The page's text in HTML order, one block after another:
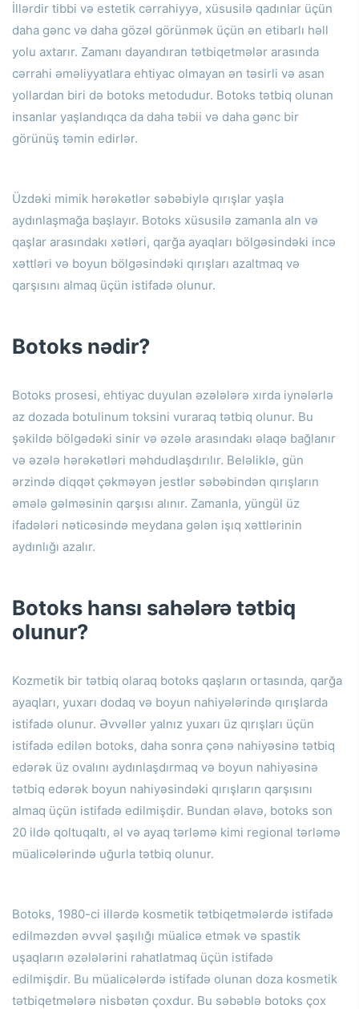
İllərdir tibbi və estetik cərrahiyyə, xüsusilə qadınlar üçün
daha gənc və daha gözəl görünmək üçün ən etibarlı həll
yolu axtarır. Zamanı dayandıran tətbiqetmələr arasında
cərrahi əməliyyatlara ehtiyac olmayan ən təsirli və asan
yollardan biri də botoks metodudur. Botoks tətbiq olunan
insanlar yaşlandıqca da daha təbii və daha gənc bir
görünüş təmin edirlər.
Üzdəki mimik hərəkətlər səbəbiylə qırışlar yaşla
aydınlaşmağa başlayır. Botoks xüsusilə zamanla aln və
qaşlar arasındakı xətləri, qarğa ayaqları bölgəsindəki incə
xəttləri və boyun bölgəsindəki qırışları azaltmaq və
qarşısını almaq üçün istifadə olunur.
Botoks nədir?
Botoks prosesi, ehtiyac duyulan əzələlərə xırda iynələrlə
az dozada botulinum toksini vuraraq tətbiq olunur. Bu
şəkildə bölgədəki sinir və əzələ arasındakı əlaqə bağlanır
və əzələ hərəkətləri məhdudlaşdırılır. Beləliklə, gün
ərzində diqqət çəkməyən jestlər səbəbindən qırışların
əmələ gəlməsinin qarşısı alınır. Zamanla, yüngül üz
ifadələri nəticəsində meydana gələn işıq xəttlərinin
aydınlığı azalır.
Botoks hansı sahələrə tətbiq
olunur?
Kozmetik bir tətbiq olaraq botoks qaşların ortasında, qarğa
ayaqları, yuxarı dodaq və boyun nahiyələrində qırışlarda
istifadə olunur. Əvvəllər yalnız yuxarı üz qırışları üçün
istifadə edilən botoks, daha sonra çənə nahiyəsinə tətbiq
edərək üz ovalını aydınlaşdırmaq və boyun nahiyəsinə
tətbiq edərək boyun nahiyəsindəki qırışların qarşısını
almaq üçün istifadə edilmişdir. Bundan əlavə, botoks son
20 ildə qoltuqaltı, əl və ayaq tərləmə kimi regional tərləmə
müalicələrində uğurla tətbiq olunur.
Botoks, 1980-ci illərdə kosmetik tətbiqetmələrdə istifadə
edilməzdən əvvəl şaşılığı müalicə etmək və spastik
uşaqların əzələlərini rahatlatmaq üçün istifadə
edilmişdir. Bu müalicələrdə istifadə olunan doza kosmetik
tətbiqetmələrə nisbətən çoxdur. Bu səbəblə botoks çox